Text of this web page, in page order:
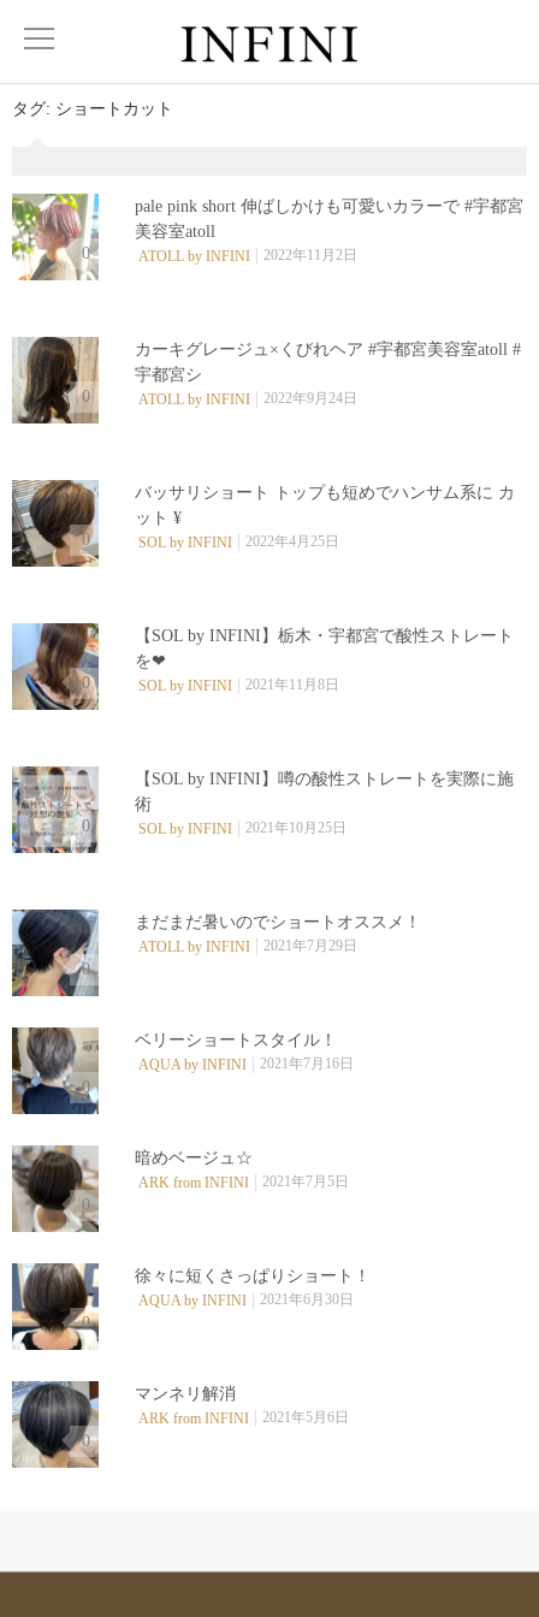
タグ: ショートカット
0
pale pink short 伸ばしかけも可愛いカラーで #宇都宮
美容室atoll
ATOLL by INFINI 2022年11月2日
0
カーキグレージュ×くびれヘア #宇都宮美容室atoll #
宇都宮シ
ATOLL by INFINI 2022年9月24日
0
バッサリショート︎ トップも短めでハンサム系に カ
ット ¥
SOL by INFINI 2022年4月25日
0
【SOL by INFINI】栃木・宇都宮で酸性ストレート
を❤︎
SOL by INFINI 2021年11月8日
0
【SOL by INFINI】噂の酸性ストレートを実際に施
術
SOL by INFINI 2021年10月25日
0
まだまだ暑いのでショートオススメ！
ATOLL by INFINI 2021年7月29日
0
ベリーショートスタイル！
AQUA by INFINI 2021年7月16日
0
暗めベージュ☆
ARK from INFINI 2021年7月5日
0
徐々に短くさっぱりショート！
AQUA by INFINI 2021年6月30日
0
マンネリ解消
ARK from INFINI 2021年5月6日